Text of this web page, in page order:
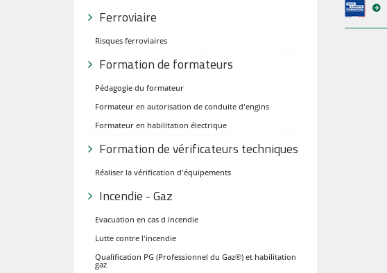
Ferroviaire
Risques ferroviaires
Formation de formateurs
Pédagogie du formateur
Formateur en autorisation de conduite d'engins
Formateur en habilitation électrique
Formation de vérificateurs techniques
Réaliser la vérification d'équipements
Incendie - Gaz
Evacuation en cas d incendie
Lutte contre l'incendie
Qualification PG (Professionnel du Gaz®) et habilitation
gaz